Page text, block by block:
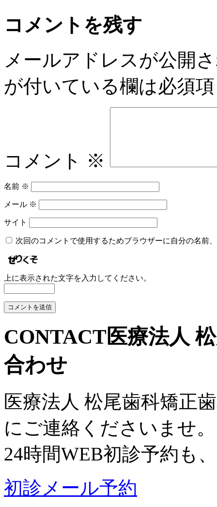
コメントを残す
メールアドレスが公開
が付いている欄は必須
コメント ※
名前 ※
メール ※
サイト
次回のコメントで使用するためブラウザーに自分の名前
上に表示された文字を入力してください。
CONTACT医療法人
合わせ
医療法人 松尾歯科矯正
にご連絡くださいませ。
24時間WEB初診予約も
初診メール予約